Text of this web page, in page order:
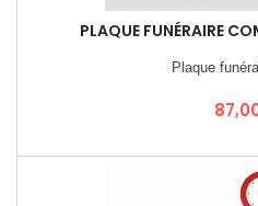
PLAQUE FUNÉRAIRE
Plaque
Prix